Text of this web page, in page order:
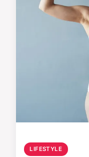
LIFESTYLE